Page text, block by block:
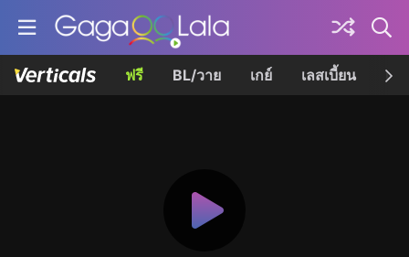
ฟรี BL/วาย เกย์ เลสเบี้ยน เค